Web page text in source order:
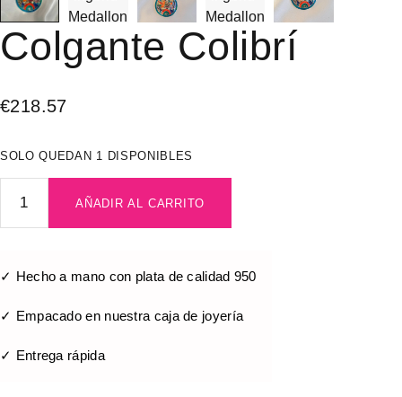
Colgante Colibrí
€218.57
SOLO QUEDAN 1 DISPONIBLES
AÑADIR AL CARRITO
✓ Hecho a mano con plata de calidad 950
✓ Empacado en nuestra caja de joyería
✓ Entrega rápida